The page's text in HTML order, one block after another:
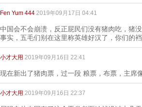
Fen Yum 444 2019年09月17日 04:41
中国会不会崩溃，反正屁民们没有猪肉吃，猪
事实，五毛们别在这里称英雄好汉了，你们的
小才大用 2019年09月16日 22:41
现在新出了猪肉票，过一段 粮票，布票，主席
小才大用 2019年09月16日 22:37